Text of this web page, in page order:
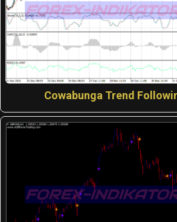
Cowabunga Trend